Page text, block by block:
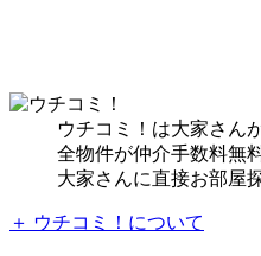
ウチコミ！は大家さん
全物件が仲介手数料無
大家さんに直接お部屋
＋ ウチコミ！について